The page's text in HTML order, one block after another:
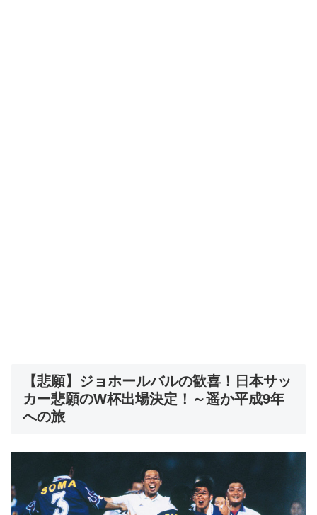
【悲願】ジョホールバルの歓喜！日本サッ
カー悲願のW杯出場決定！～遥か平成9年
への旅